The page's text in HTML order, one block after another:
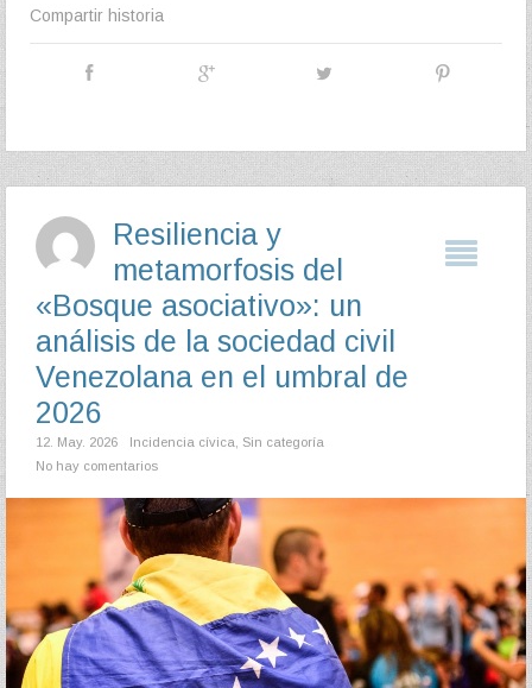
Compartir historia
Resiliencia y
metamorfosis del
«Bosque asociativo»: un
análisis de la sociedad civil
Venezolana en el umbral de
2026
12. May. 2026 Incidencia cívica Sin categoría
No hay comentarios